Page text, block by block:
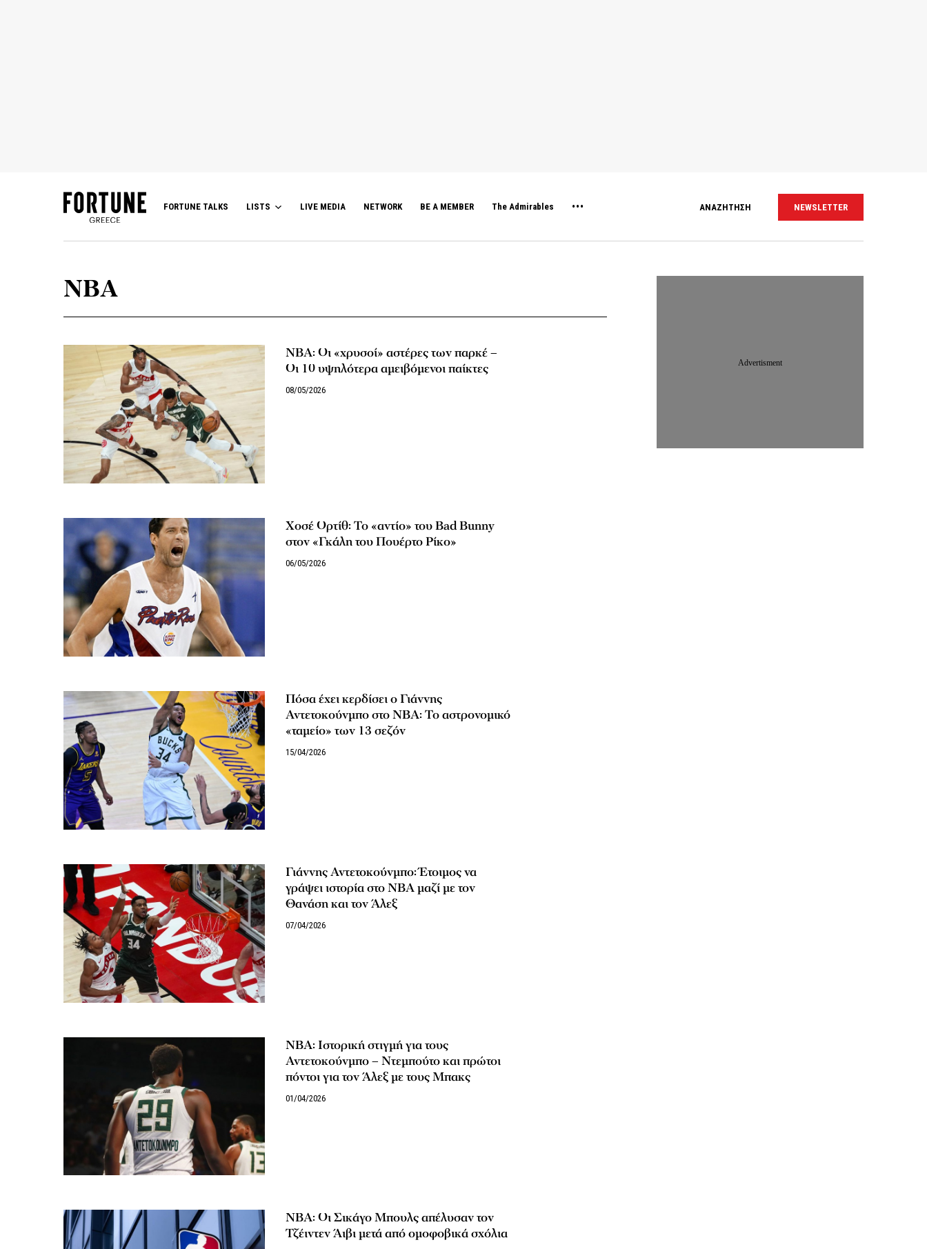
FORTUNE TALKS LISTS LIVE MEDIA NETWORK BE A MEMBER The Admirables ΑΝΑΖΗΤΗΣΗ NEWSLETTER
NBA
NBA: Οι «χρυσοί» αστέρες των παρκέ –
Οι 10 υψηλότερα αμειβόμενοι παίκτες
08/05/2026
Χοσέ Ορτίθ: Το «αντίο» του Bad Bunny
στον «Γκάλη του Πουέρτο Ρίκο»
06/05/2026
Πόσα έχει κερδίσει ο Γιάννης
Αντετοκούνμπο στο NBA: Το αστρονομικό
«ταμείο» των 13 σεζόν
15/04/2026
Γιάννης Αντετοκούνμπο: Έτοιμος να
γράψει ιστορία στο NBA μαζί με τον
Θανάση και τον Άλεξ
07/04/2026
NBA: Ιστορική στιγμή για τους
Αντετοκούνμπο – Ντεμπούτο και πρώτοι
πόντοι για τον Άλεξ με τους Μπακς
01/04/2026
NBA: Οι Σικάγο Μπουλς απέλυσαν τον
Τζέιντεν Άιβι μετά από ομοφοβικά σχόλια